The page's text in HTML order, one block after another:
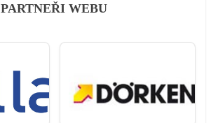
PARTNEŘI WEBU